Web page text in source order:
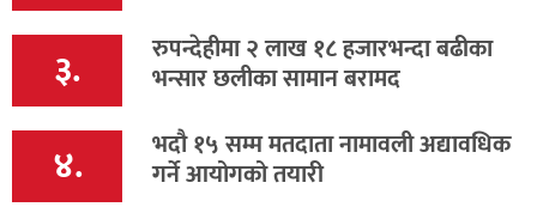
३. रुपन्देहीमा २ लाख १८ हजारभन्दा बढीका
भन्सार छलीका सामान बरामद
४. भदौ १५ सम्म मतदाता नामावली अद्यावधिक
गर्ने आयोगको तयारी